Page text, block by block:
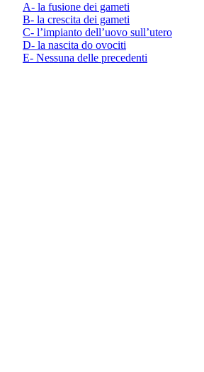
A- la fusione dei gameti
B- la crescita dei gameti
C- l’impianto dell’uovo sull’utero
D- la nascita do ovociti
E- Nessuna delle precedenti